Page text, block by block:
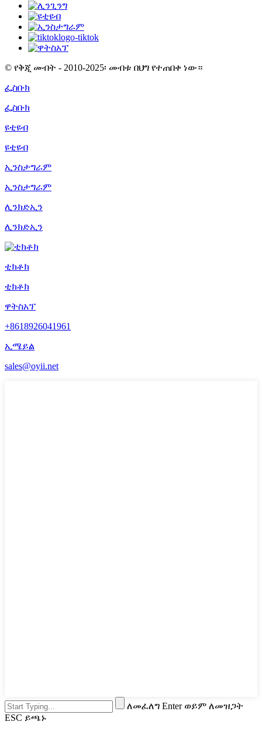
© የቅጂ መብት - 2010-2025፡ መብቱ በህግ የተጠበቀ ነው።
ፌስቡክ
ፌስቡክ
ዩቲዩብ
ዩቲዩብ
ኢንስታግራም
ኢንስታግራም
ሊንክድኢን
ሊንክድኢን
ቲክቶክ
ቲክቶክ
ዋትስአፕ
+8618926041961
ኢሜይል
sales@oyii.net
ለመፈለግ Enter ወይም ለመዝጋት
ESC ይጫኑ